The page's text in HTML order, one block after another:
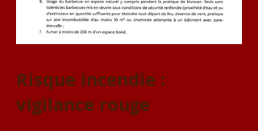
Risque incendie :
vigilance rouge